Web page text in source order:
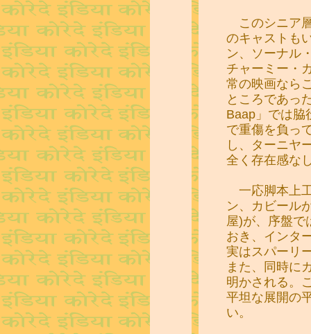
このシニア
のキャストも
ン、ソーナル
チャーミー・
常の映画なら
ところであっ
Baap」では脇
で重傷を負っ
し、ターニヤ
全く存在感な
一応脚本上
ン、カビール
屋)が、序盤で
おき、インタ
実はスパーリ
また、同時に
明かされる。
平坦な展開の
い。